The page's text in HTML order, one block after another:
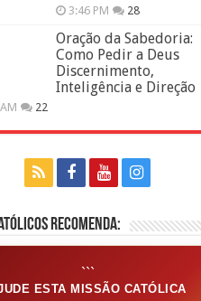
3:46 PM 28
Oração da Sabedoria:
Como Pedir a Deus
Discernimento,
Inteligência e Direção
22
Recomenda:
```
ESTA MISSÃO CATÓLICA